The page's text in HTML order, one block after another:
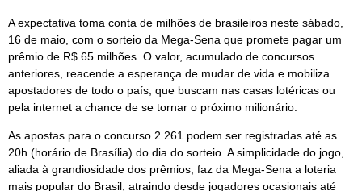
A expectativa toma conta de milhões de brasileiros neste sábado,
16 de maio, com o sorteio da Mega-Sena que promete pagar um
prêmio de R$ 65 milhões. O valor, acumulado de concursos
anteriores, reacende a esperança de mudar de vida e mobiliza
apostadores de todo o país, que buscam nas casas lotéricas ou
pela internet a chance de se tornar o próximo milionário.
As apostas para o concurso 2.261 podem ser registradas até as
20h (horário de Brasília) do dia do sorteio. A simplicidade do jogo,
aliada à grandiosidade dos prêmios, faz da Mega-Sena a loteria
mais popular do Brasil, atraindo desde jogadores ocasionais até